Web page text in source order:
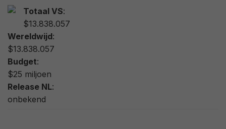
Totaal VS:
$13.838.057
Wereldwijd:
$13.838.057
Budget:
$25 miljoen
Release NL:
onbekend